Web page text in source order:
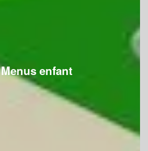
Menus enfant